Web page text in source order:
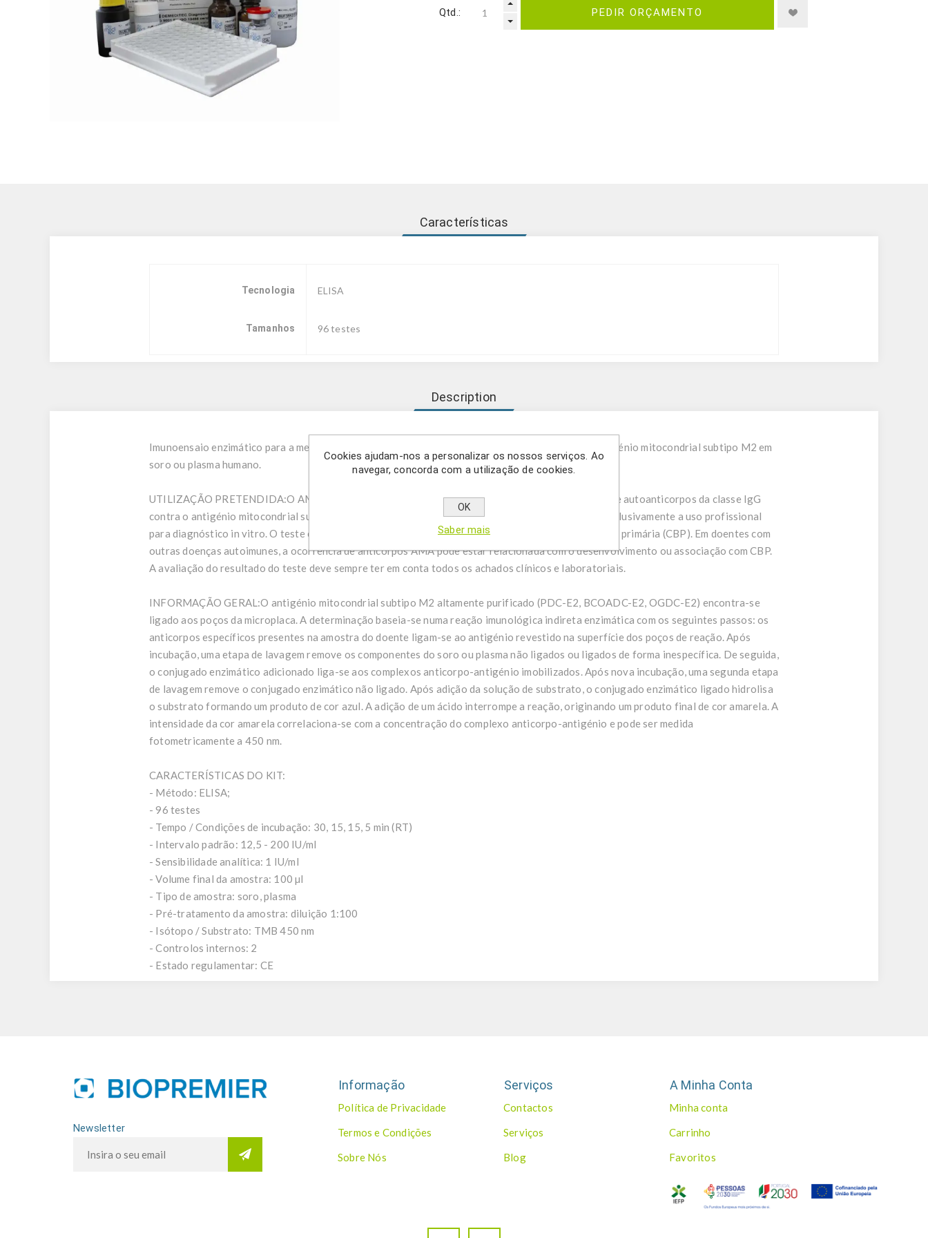
Qtd.: PEDIR ORÇAMENTO
Características
Tecnologia ELISA
Tamanhos 96 testes
Description
Imunoensaio enzimático para a medição quantitativa de autoanticorpos da classe IgG contra o antigénio mitocondrial subtipo M2 em
soro ou plasma humano.
UTILIZAÇÃO PRETENDIDA:O AMA-M2 é um sistema de teste ELISA para a medição quantitativa de autoanticorpos da classe IgG
contra o antigénio mitocondrial subtipo M2 em soro ou plasma humano. Este produto destina-se exclusivamente a uso profissional
para diagnóstico in vitro. O teste é utilizado como auxílio no diagnóstico diferencial da cirrose biliar primária (CBP). Em doentes com
outras doenças autoimunes, a ocorrência de anticorpos AMA pode estar relacionada com o desenvolvimento ou associação com CBP.
A avaliação do resultado do teste deve sempre ter em conta todos os achados clínicos e laboratoriais.
INFORMAÇÃO GERAL:O antigénio mitocondrial subtipo M2 altamente purificado (PDC-E2, BCOADC-E2, OGDC-E2) encontra-se
ligado aos poços da microplaca. A determinação baseia-se numa reação imunológica indireta enzimática com os seguintes passos: os
anticorpos específicos presentes na amostra do doente ligam-se ao antigénio revestido na superfície dos poços de reação. Após
incubação, uma etapa de lavagem remove os componentes do soro ou plasma não ligados ou ligados de forma inespecífica. De seguida,
o conjugado enzimático adicionado liga-se aos complexos anticorpo-antigénio imobilizados. Após nova incubação, uma segunda etapa
de lavagem remove o conjugado enzimático não ligado. Após adição da solução de substrato, o conjugado enzimático ligado hidrolisa
o substrato formando um produto de cor azul. A adição de um ácido interrompe a reação, originando um produto final de cor amarela. A
intensidade da cor amarela correlaciona-se com a concentração do complexo anticorpo-antigénio e pode ser medida
fotometricamente a 450 nm.
CARACTERÍSTICAS DO KIT:
- Método: ELISA;
- 96 testes
- Tempo / Condições de incubação: 30, 15, 15, 5 min (RT)
- Intervalo padrão: 12,5 - 200 IU/ml
- Sensibilidade analítica: 1 IU/ml
- Volume final da amostra: 100 µl
- Tipo de amostra: soro, plasma
- Pré-tratamento da amostra: diluição 1:100
- Isótopo / Substrato: TMB 450 nm
- Controlos internos: 2
- Estado regulamentar: CE
Newsletter
Informação
Política de Privacidade
Termos e Condições
Sobre Nós
Serviços
Contactos
Serviços
Blog
A Minha Conta
Minha conta
Carrinho
Favoritos
Cookies ajudam-nos a personalizar os nossos serviços. Ao
navegar, concorda com a utilização de cookies.
OK
Saber mais